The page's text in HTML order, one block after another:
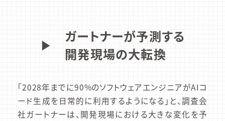
▶︎
ガートナーが予測する
開発現場の大転換
「2028年までに90%のソフトウェアエンジニアがAIコ
ード生成を日常的に利用するようになる」と、調査会
社ガートナーは、開発現場における大きな変化を予